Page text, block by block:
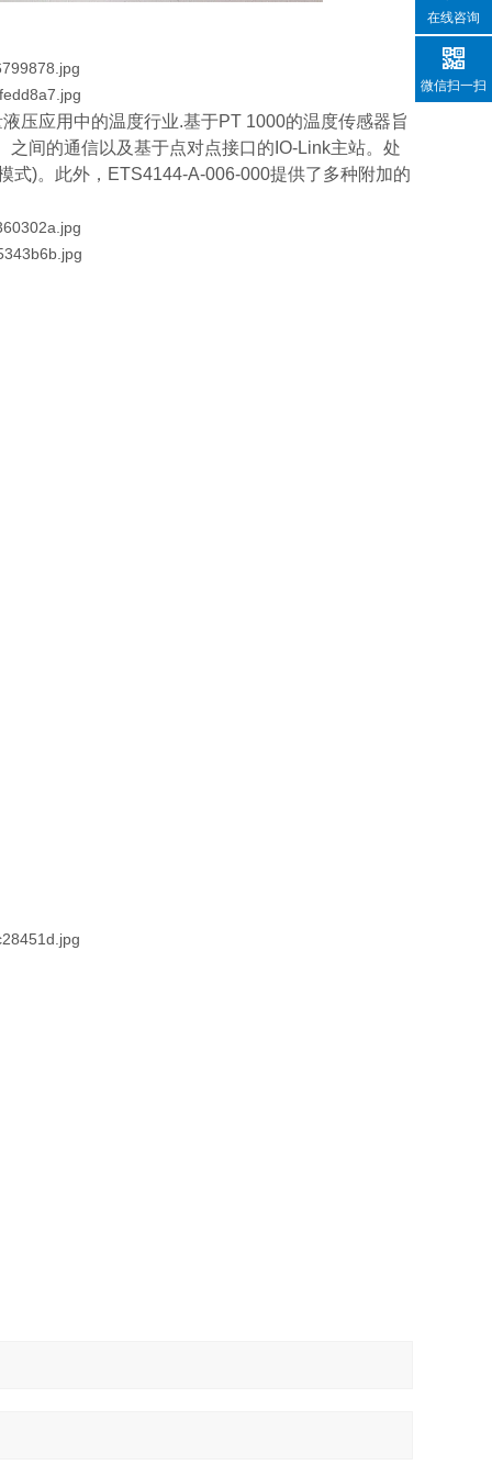
压应用中的温度行业.基于PT 1000的温度传感器旨
间的通信以及基于点对点接口的IO-Link主站。处
式)。此外，ETS4144-A-006-000提供了多种附加的
在线咨询
微信扫一扫